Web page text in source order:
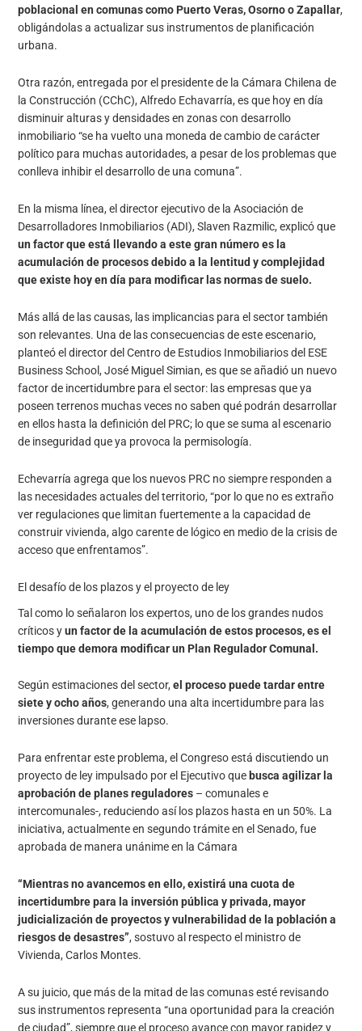
poblacional en comunas como Puerto Veras, Osorno o Zapallar,
obligándolas a actualizar sus instrumentos de planificación
urbana.
Otra razón, entregada por el presidente de la Cámara Chilena de
la Construcción (CChC), Alfredo Echavarría, es que hoy en día
disminuir alturas y densidades en zonas con desarrollo
inmobiliario “se ha vuelto una moneda de cambio de carácter
político para muchas autoridades, a pesar de los problemas que
conlleva inhibir el desarrollo de una comuna”.
En la misma línea, el director ejecutivo de la Asociación de
Desarrolladores Inmobiliarios (ADI), Slaven Razmilic, explicó que
un factor que está llevando a este gran número es la
acumulación de procesos debido a la lentitud y complejidad
que existe hoy en día para modificar las normas de suelo.
Más allá de las causas, las implicancias para el sector también
son relevantes. Una de las consecuencias de este escenario,
planteó el director del Centro de Estudios Inmobiliarios del ESE
Business School, José Miguel Simian, es que se añadió un nuevo
factor de incertidumbre para el sector: las empresas que ya
poseen terrenos muchas veces no saben qué podrán desarrollar
en ellos hasta la definición del PRC; lo que se suma al escenario
de inseguridad que ya provoca la permisología.
Echevarría agrega que los nuevos PRC no siempre responden a
las necesidades actuales del territorio, “por lo que no es extraño
ver regulaciones que limitan fuertemente a la capacidad de
construir vivienda, algo carente de lógico en medio de la crisis de
acceso que enfrentamos”.
El desafío de los plazos y el proyecto de ley
Tal como lo señalaron los expertos, uno de los grandes nudos
críticos yun factor de la acumulación de estos procesos, es el
tiempo que demora modificar un Plan Regulador Comunal.
Según estimaciones del sector,el proceso puede tardar entre
siete y ocho años, generando una alta incertidumbre para las
inversiones durante ese lapso.
Para enfrentar este problema, el Congreso está discutiendo un
proyecto de ley impulsado por el Ejecutivo que busca agilizar la
aprobación de planes reguladores – comunales e
intercomunales-, reduciendo así los plazos hasta en un 50%. La
iniciativa, actualmente en segundo trámite en el Senado, fue
aprobada de manera unánime en la Cámara
“Mientras no avancemos en ello, existirá una cuota de
incertidumbre para la inversión pública y privada, mayor
judicialización de proyectos y vulnerabilidad de la población a
riesgos de desastres”, sostuvo al respecto el ministro de
Vivienda, Carlos Montes.
A su juicio, que más de la mitad de las comunas esté revisando
sus instrumentos representa “una oportunidad para la creación
de ciudad”, siempre que el proceso avance con mayor rapidez y